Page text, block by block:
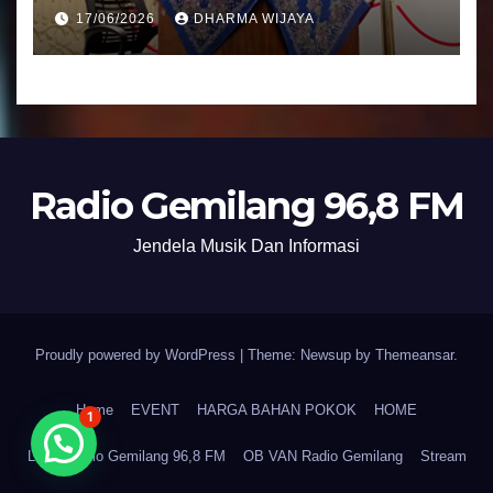
Umat Semakin Baik
17/06/2026 DHARMA WIJAYA
Radio Gemilang 96,8 FM
Jendela Musik Dan Informasi
Proudly powered by WordPress Theme: Newsup by Themeansar.
Home EVENT HARGA BAHAN POKOK HOME
LPPL Radio Gemilang 96,8 FM OB VAN Radio Gemilang Stream
1